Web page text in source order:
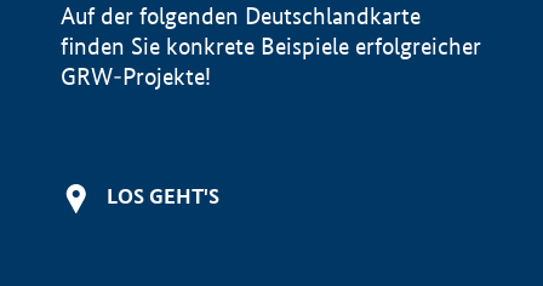
Auf der folgenden Deutschlandkarte
finden Sie konkrete Beispiele erfolgreicher
GRW-Projekte!
LOS GEHT'S